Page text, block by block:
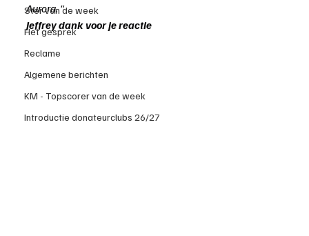
Ster van de week
Het gesprek
Reclame
Algemene berichten
KM - Topscorer van de week
Introductie donateurclubs 26/27
Aurora. "
Jeffrey dank voor je reactie